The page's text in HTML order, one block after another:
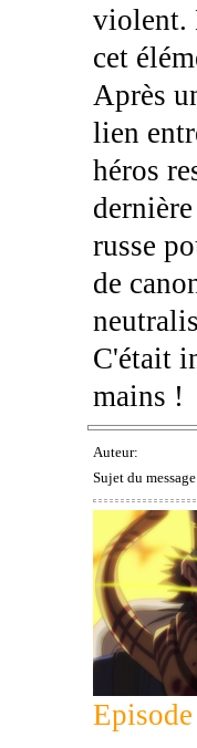
violent.
cet
Après
lien
héros
russe
de
C'était
mains !
Auteur:
Sujet du